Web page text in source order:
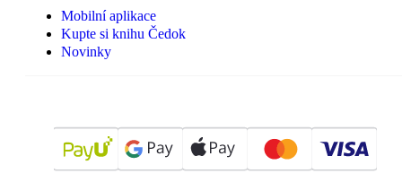
Mobilní aplikace
Kupte si knihu Čedok
Novinky